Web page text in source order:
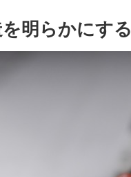
を明らかにする